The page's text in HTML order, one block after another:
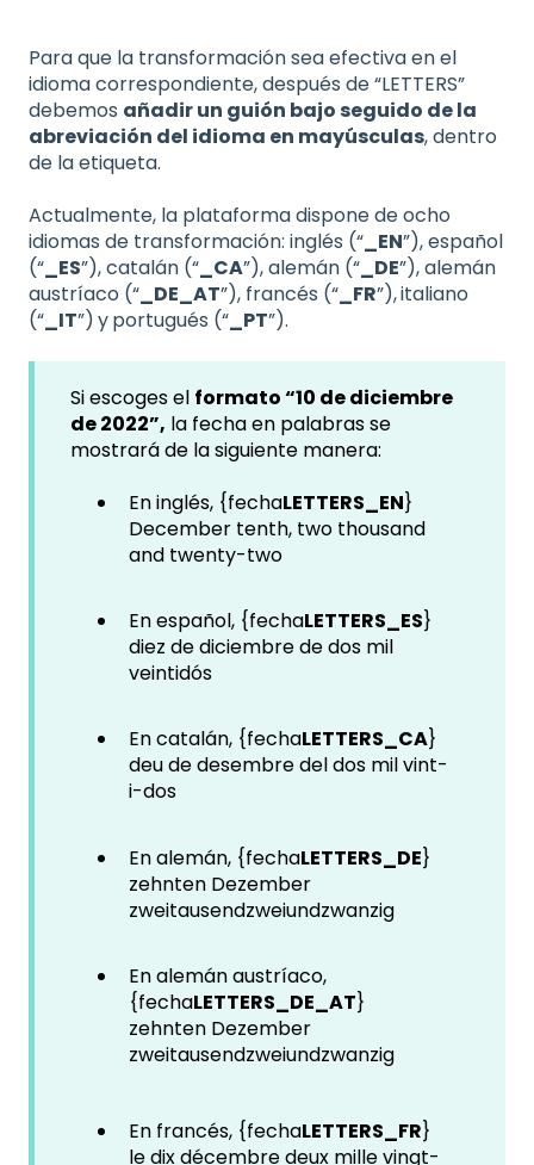
Para que la transformación sea efectiva en el
idioma correspondiente, después de “LETTERS”
debemos añadir un guión bajo seguido de la
abreviación del idioma en mayúsculas, dentro
de la etiqueta.
Actualmente, la plataforma dispone de ocho
idiomas de transformación: inglés (“_EN”), español
(“_ES”), catalán (“_CA”), alemán (“_DE”), alemán
austríaco (“_DE_AT”), francés (“_FR”),italiano
(“_IT”)yportugués (“_PT”).
Si escoges el formato “10 de diciembre
de 2022”, la fecha en palabras se
mostrará de la siguiente manera:
En inglés, {fechaLETTERS_EN}
December tenth, two thousand
and twenty-two
En español, {fechaLETTERS_ES}
diez de diciembre de dos mil
veintidós
En catalán, {fechaLETTERS_CA}
deu de desembre del dos mil vint-
i-dos
En alemán, {fechaLETTERS_DE}
zehnten Dezember
zweitausendzweiundzwanzig
En alemán austríaco,
{fechaLETTERS_DE_AT}
zehnten Dezember
zweitausendzweiundzwanzig
En francés, {fechaLETTERS_FR}
le dix décembre deux mille vingt-